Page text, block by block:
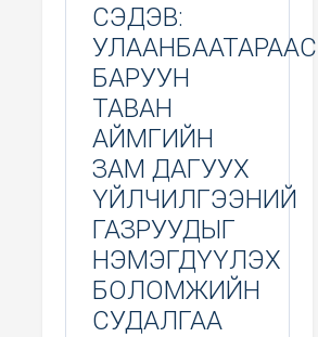
СЭДЭВ:
УЛААНБААТАРААС
БАРУУН
ТАВАН
АЙМГИЙН
ЗАМ ДАГУУХ
ҮЙЛЧИЛГЭЭНИЙ
ГАЗРУУДЫГ
НЭМЭГДҮҮЛЭХ
БОЛОМЖИЙН
СУДАЛГАА